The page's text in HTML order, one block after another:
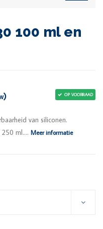
100 ml en
) OP VOORRAAD
van siliconen.
ml.... Meer informatie